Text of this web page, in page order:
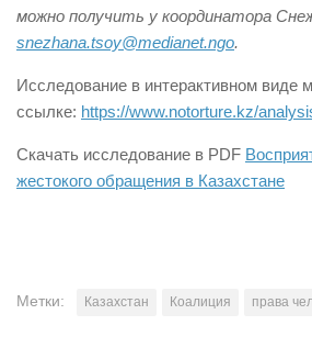
можно получить у координатора
snezhana.tsoy@medianet.ngo.
Исследование в интерактивном виде
ссылке: https://www.notorture.kz/
Скачать исследование в PDF
жестокого обращения в Казахстане
Метки: Казахстан Коалиция права